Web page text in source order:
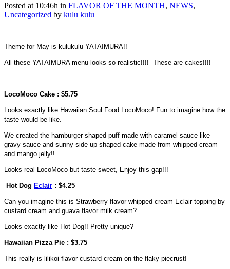
Posted at 10:46h in FLAVOR OF THE MONTH, NEWS,
Uncategorized by kulu kulu
Theme for May is kulukulu YATAIMURA!!
All these YATAIMURA menu looks so realistic!!!! These are cakes!!!!
LocoMoco Cake : $5.75
Looks exactly like Hawaiian Soul Food LocoMoco! Fun to imagine how the
taste would be like.
We created the hamburger shaped puff made with caramel sauce like
gravy sauce and sunny-side up shaped cake made from whipped cream
and mango jelly!!
Looks real LocoMoco but taste sweet, Enjoy this gap!!!
Hot Dog Eclair : $4.25
Can you imagine this is Strawberry flavor whipped cream Eclair topping by
custard cream and guava flavor milk cream?
Looks exactly like Hot Dog!! Pretty unique?
Hawaiian Pizza Pie : $3.75
This really is lilikoi flavor custard cream on the flaky piecrust!